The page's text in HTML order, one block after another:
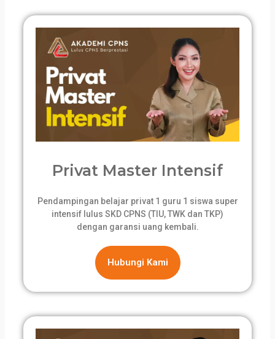
Privat Master Intensif
Pendampingan belajar privat 1 guru 1 siswa super
intensif lulus SKD CPNS (TIU, TWK dan TKP)
dengan garansi uang kembali.
Hubungi Kami